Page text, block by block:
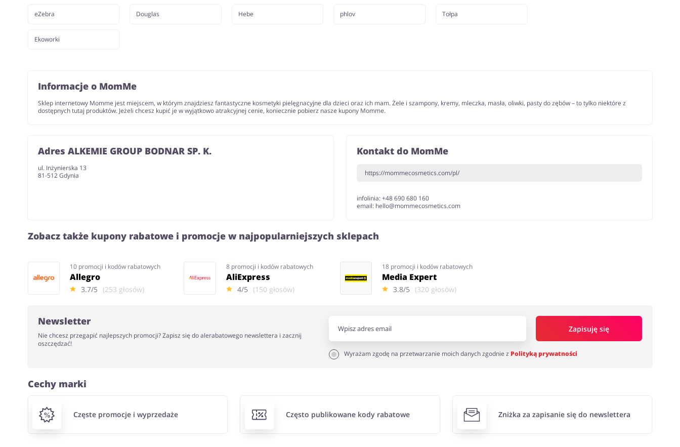
eZebra Douglas Hebe phlov Tołpa
Ekoworki
Informacje o MomMe
Sklep internetowy Momme jest miejscem, w którym znajdziesz fantastyczne kosmetyki pielęgnacyjne dla dzieci oraz ich mam. Żele i szampony, kremy, mleczka, masła, oliwki, pasty do zębów – to tylko niektóre z
dostępnych tutaj produktów. Jeżeli chcesz kupić je w wyjątkowo atrakcyjnej cenie, koniecznie pobierz nasze kupony Momme.
Adres ALKEMIE GROUP BODNAR SP. K.
ul. Inżynierska 13
81-512 Gdynia
Kontakt do MomMe
https://mommecosmetics.com/pl/
infolinia: +48 690 680 160
email: hello@mommecosmetics.com
Zobacz także kupony rabatowe i promocje w najpopularniejszych sklepach
10 promocji i kodów rabatowych
Allegro
3.7/5 (253 głosów)
8 promocji i kodów rabatowych
AliExpress
4/5 (150 głosów)
18 promocji i kodów rabatowych
Media Expert
3.8/5 (320 głosów)
Newsletter
Nie chcesz przegapić najlepszych promocji? Zapisz się do alerabatowego newslettera i zacznij
oszczędzać!
Zapisuję się
Wyrażam zgodę na przetwarzanie moich danych zgodnie z Polityką prywatności
Cechy marki
Częste promocje i wyprzedaże Często publikowane kody rabatowe Zniżka za zapisanie się do newslettera